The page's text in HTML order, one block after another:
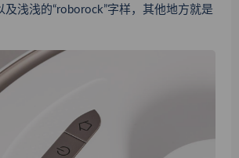
及浅浅的“roborock”字样，其他地方就是